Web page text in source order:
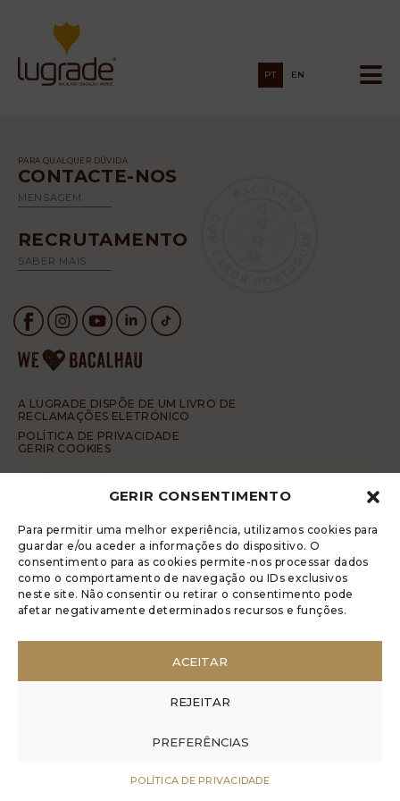
GERIR CONSENTIMENTO
Para permitir uma melhor experiência, utilizamos cookies para
guardar e/ou aceder a informações do dispositivo. O
consentimento para as cookies permite-nos processar dados
como o comportamento de navegação ou IDs exclusivos
neste site. Não consentir ou retirar o consentimento pode
afetar negativamente determinados recursos e funções.
ACEITAR
REJEITAR
PREFERÊNCIAS
POLÍTICA DE PRIVACIDADE
PT EN
PARA QUALQUER DÚVIDA
CONTACTE-NOS
MENSAGEM
RECRUTAMENTO
SABER MAIS
A LUGRADE DISPÕE DE UM LIVRO DE
RECLAMAÇÕES ELETRÓNICO
POLÍTICA DE PRIVACIDADE
GERIR COOKIES
CÓDIGO DE CONDUTA DA DENÚNCIA ANÓNIMA
© 2017 Rui Veríssimo Design